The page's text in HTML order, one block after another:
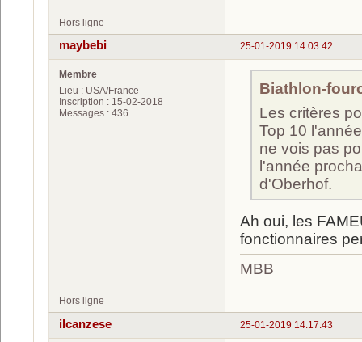
Hors ligne
25-01-2019 14:03:42
maybebi
Membre
Lieu : USA/France
Inscription : 15-02-2018
Messages : 436
Biathlon-
Les critères
Top 10
ne vois pas
l'année
d'Oberhof.
Ah oui, les
fonctionnaires
MBB
Hors ligne
25-01-2019 14:17:43
ilcanzese